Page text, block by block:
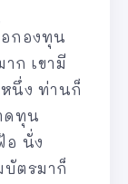
อกองทุน
ก เขามี
นึ่ง ท่านก็
ดทุน
อ นั่ง
บัตรมาก็